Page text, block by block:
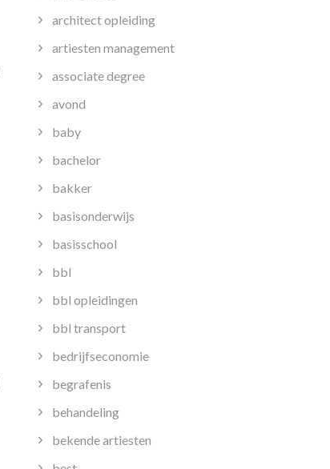
architect opleiding
artiesten management
associate degree
avond
baby
bachelor
bakker
basisonderwijs
basisschool
bbl
bbl opleidingen
bbl transport
bedrijfseconomie
begrafenis
behandeling
bekende artiesten